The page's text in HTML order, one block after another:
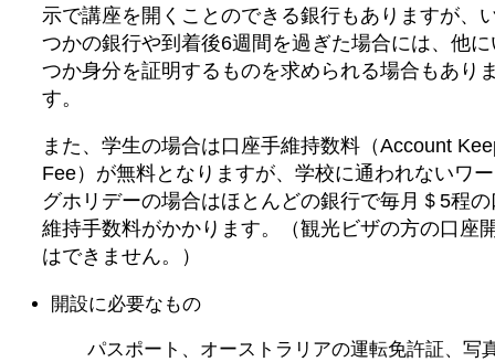
示で講座を開くことのできる銀行もありますが、
つかの銀行や到着後6週間を過ぎた場合には、他に
つか身分を証明するものを求められる場合もあり
す。
また、学生の場合は口座手維持数料（Account
Fee）が無料となりますが、学校に通われないワ
グホリデーの場合はほとんどの銀行で毎月＄5程
維持手数料がかかります。（観光ビザの方の口座
はできません。）
開設に必要なもの
パスポート、オーストラリアの運転免許証、写